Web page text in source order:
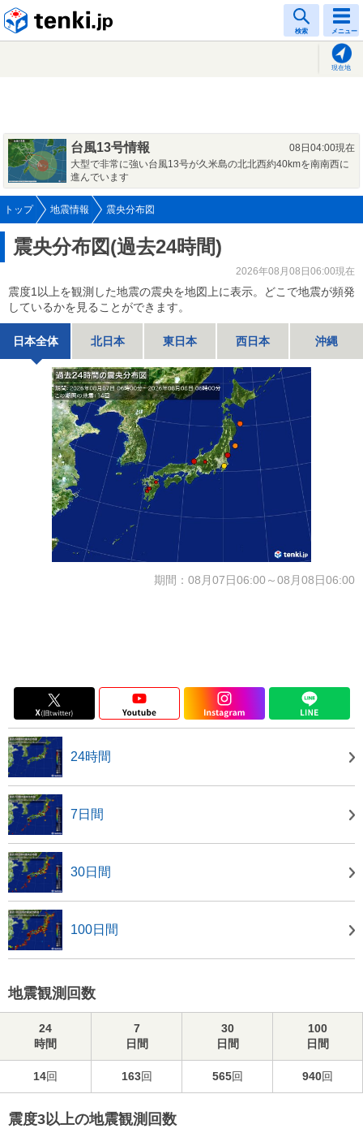
検索 メニュー
現在地
台風13号情報
08日04:00現在
大型で非常に強い台風13号が久米島の北北西約40kmを南南西に
進んでいます
トップ 地震情報 震央分布図
震央分布図(過去24時間)
2026年08月08日06:00現在
震度1以上を観測した地震の震央を地図上に表示。どこで地震が頻発
しているかを見ることができます。
日本全体 北日本 東日本 西日本 沖縄
期間：08月07日06:00～08月08日06:00
24時間
7日間
30日間
100日間
地震観測回数
24
時間
7
日間
30
日間
100
日間
14回 163回 565回 940回
震度3以上の地震観測回数